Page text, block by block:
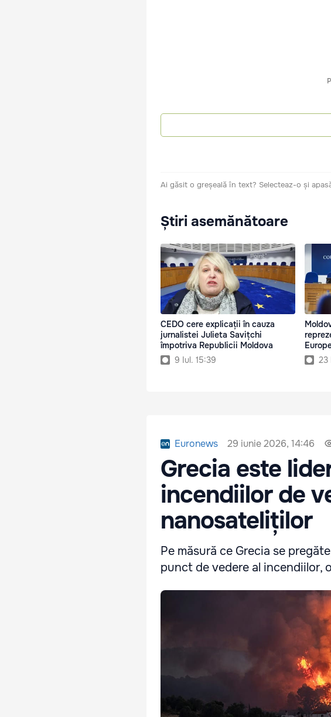
Ai găsit o greșeală în text? Selecteaz-o și
Știri asemănătoare
CEDO cere explicații în cauza
jurnalistei Julieta Savițchi
împotriva Republicii Moldova
9 Iul. 15:39
23
Euronews 29 iunie 2026, 14:46
Grecia este
incendiilor de
nanosateliților
Pe măsură ce Grecia se
punct de vedere al incendiilor,